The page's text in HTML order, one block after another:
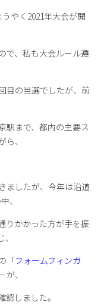
やく2021年大会が開
で、私も大会ルール遵
目の当選でしたが、前
駅まで、都内の主要ス
、
ましたが、今年は沿道
、
りかかった方が手を振
「フォームフィンガ
、
しました。